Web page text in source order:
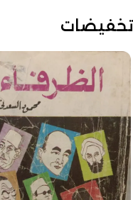
تخفيضات